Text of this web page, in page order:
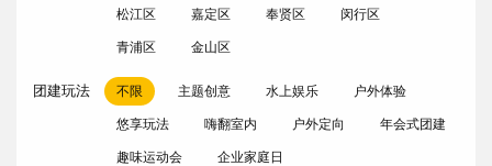
松江区 嘉定区 奉贤区 闵行区
青浦区 金山区
团建玩法 不限 主题创意 水上娱乐 户外体验
悠享玩法 嗨翻室内 户外定向 年会式团建
趣味运动会 企业家庭日